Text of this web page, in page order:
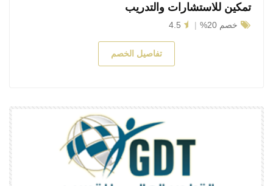
تمكين للاستشارات والتدريب
خصم 20% 4.5
تفاصيل الخصم